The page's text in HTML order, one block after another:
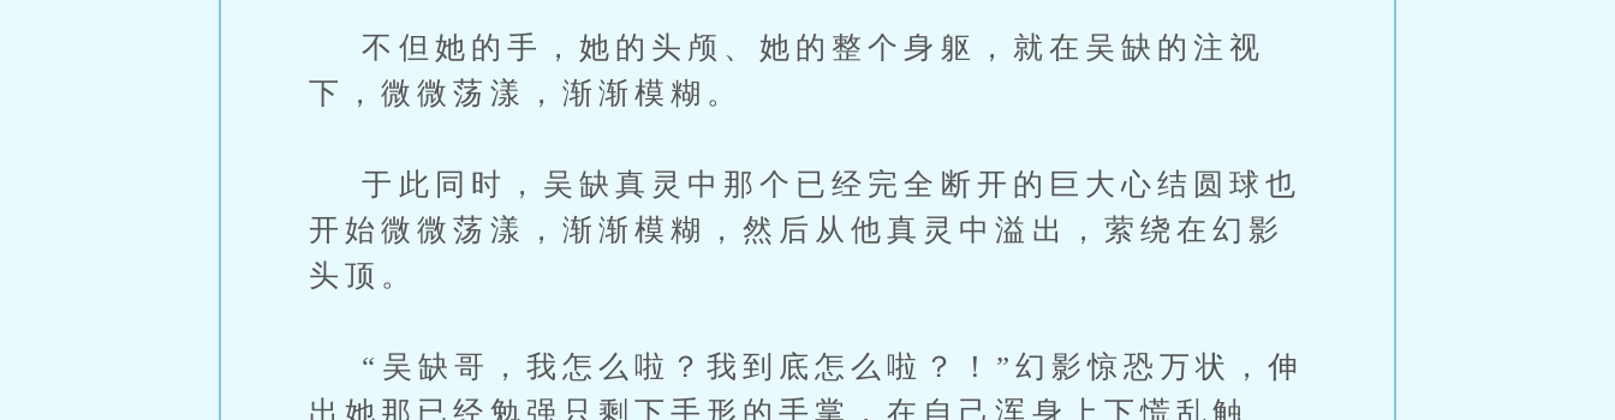
不但她的手，她的头颅、她的整个身躯，就在吴缺的注视
下，微微荡漾，渐渐模糊。
于此同时，吴缺真灵中那个已经完全断开的巨大心结圆球也
开始微微荡漾，渐渐模糊，然后从他真灵中溢出，萦绕在幻影
头顶。
“吴缺哥，我怎么啦？我到底怎么啦？！”幻影惊恐万状，伸
出她那已经勉强只剩下手形的手掌，在自己浑身上下慌乱触